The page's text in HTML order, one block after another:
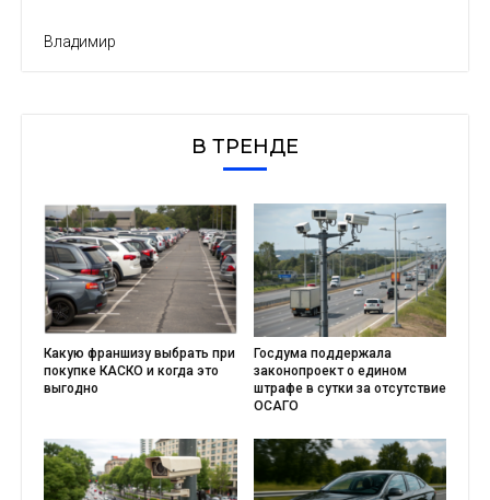
Владимир
В ТРЕНДЕ
Какую франшизу выбрать при
покупке КАСКО и когда это
выгодно
Госдума поддержала
законопроект о едином
штрафе в сутки за отсутствие
ОСАГО